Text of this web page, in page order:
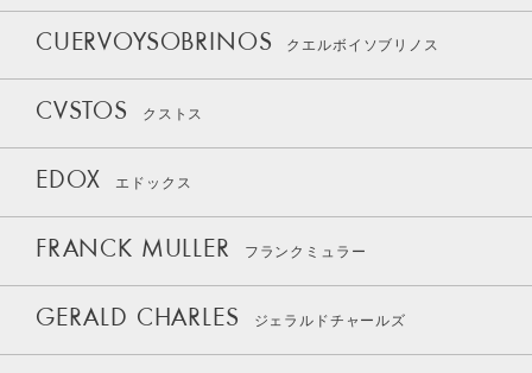
CUERVOYSOBRINOS クエルボイソブリノス
CVSTOS クストス
EDOX エドックス
FRANCK MULLER フランクミュラー
GERALD CHARLES ジェラルドチャールズ